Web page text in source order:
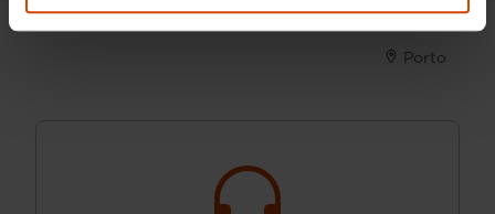
Diésel
Automática
Porto